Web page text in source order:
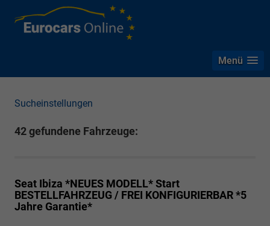
Menü
Sucheinstellungen
42 gefundene Fahrzeuge:
Seat Ibiza *NEUES MODELL*Start
BESTELLFAHRZEUG / FREI KONFIGURIERBAR *5
Jahre Garantie*